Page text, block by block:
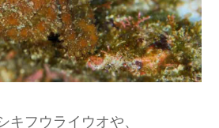
フウライウオや、